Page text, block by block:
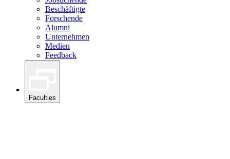
Beschäftigte
Forschende
Alumni
Unternehmen
Medien
Feedback
Faculties